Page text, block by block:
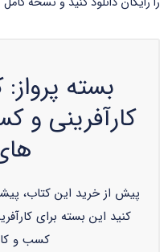
بسته
کارآفرینی و
پیش از خرید این کتاب،
کنید این بسته برای
کسب و